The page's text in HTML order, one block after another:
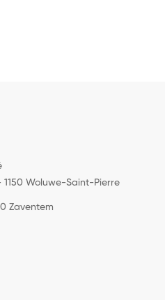
1150 Woluwe-Saint-Pierre
Zaventem